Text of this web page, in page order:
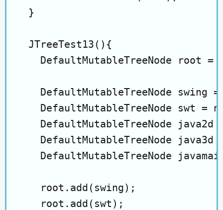
  }
  JTreeTest13(){
DefaultMutableTreeNode root =
DefaultMutableTreeNode swing
DefaultMutableTreeNode swt =
DefaultMutableTreeNode java2d
DefaultMutableTreeNode java3d
DefaultMutableTreeNode
    root.add(swing);
    root.add(swt);